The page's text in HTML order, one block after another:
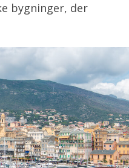
bygninger, der